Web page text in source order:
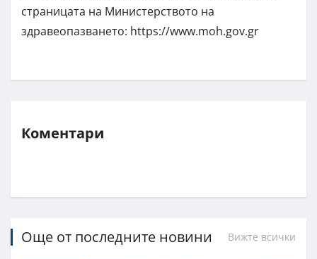
страницата на Министерството на
здравеопазването: https://www.moh.gov.gr
Коментари
Още от последните новини Вижте всички